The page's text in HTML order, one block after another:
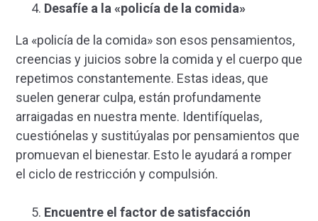
Desafíe a la «policía de la comida»
La «policía de la comida» son esos pensamientos,
creencias y juicios sobre la comida y el cuerpo que
repetimos constantemente. Estas ideas, que
suelen generar culpa, están profundamente
arraigadas en nuestra mente. Identifíquelas,
cuestiónelas y sustitúyalas por pensamientos que
promuevan el bienestar. Esto le ayudará a romper
el ciclo de restricción y compulsión.
Encuentre el factor de satisfacción